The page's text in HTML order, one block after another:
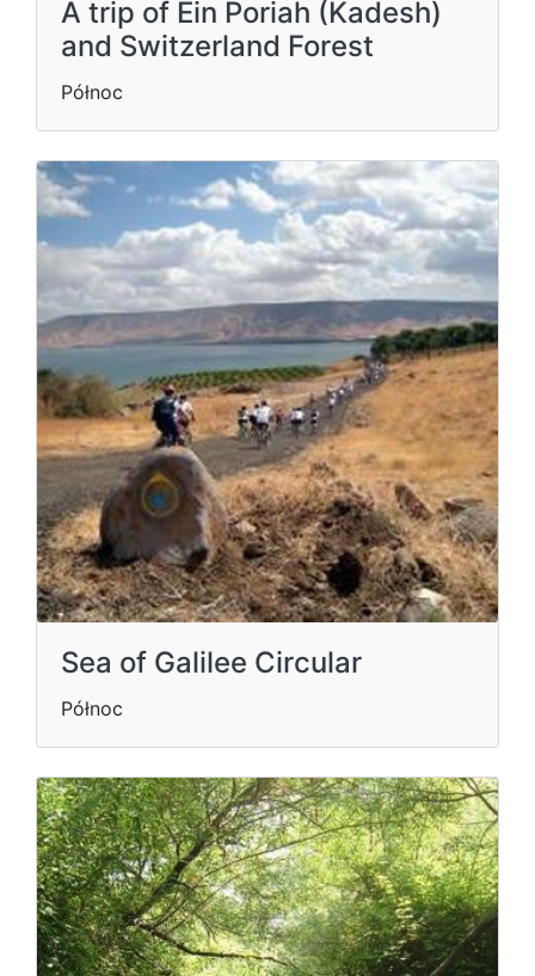
A trip of Ein Poriah (Kadesh)
and Switzerland Forest
Północ
Sea of Galilee Circular
Północ